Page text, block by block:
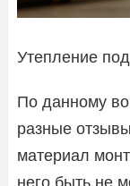
Утепление
По данному
разные
материал
него быть не